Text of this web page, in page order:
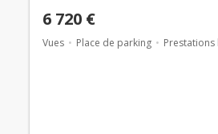
6 720 €
Vues Place de parking Prestations